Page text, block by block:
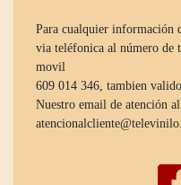
Para cualquier información
via teléfonica al número de
movil
609 014 346, tambien
Nuestro email de atención